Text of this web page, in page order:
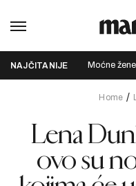
NAJČITANIJE Moćne žene
Home
Lena
ovo su